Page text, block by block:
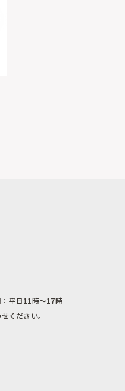
平日11時〜17時
ください。